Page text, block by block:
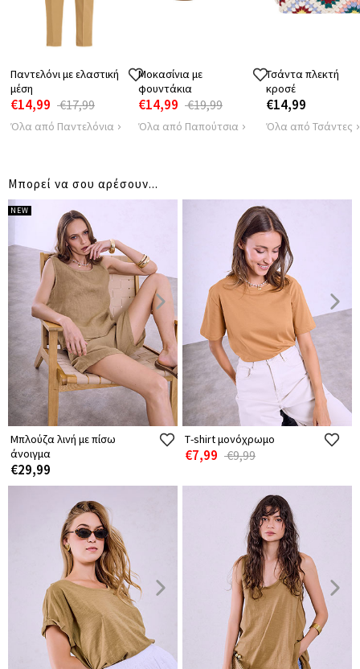
Παντελόνι με ελαστική
μέση
€14,99 €17,99
Όλα από Παντελόνια
Μοκασίνια με
φουντάκια
€14,99 €19,99
Όλα από Παπούτσια
Τσάντα πλεκτή
κροσέ
€14,99
Όλα από Τσάντες
Μπορεί να σου αρέσουν...
NEW
Μπλούζα λινή με πίσω
άνοιγμα
€29,99
Τ-shirt μονόχρωμο
€7,99 €9,99